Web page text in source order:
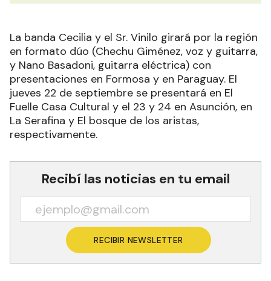
La banda Cecilia y el Sr. Vinilo girará por la región
en formato dúo (Chechu Giménez, voz y guitarra,
y Nano Basadoni, guitarra eléctrica) con
presentaciones en Formosa y en Paraguay. El
jueves 22 de septiembre se presentará en El
Fuelle Casa Cultural y el 23 y 24 en Asunción, en
La Serafina y El bosque de los aristas,
respectivamente.
Recibí las noticias en tu email
RECIBIR NEWSLETTER